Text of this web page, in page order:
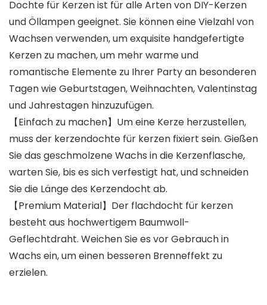
Dochte für Kerzen ist für alle Arten von DIY-Kerzen
und Öllampen geeignet. Sie können eine Vielzahl von
Wachsen verwenden, um exquisite handgefertigte
Kerzen zu machen, um mehr warme und
romantische Elemente zu Ihrer Party an besonderen
Tagen wie Geburtstagen, Weihnachten, Valentinstag
und Jahrestagen hinzuzufügen.
【Einfach zu machen】Um eine Kerze herzustellen,
muss der kerzendochte für kerzen fixiert sein. Gießen
Sie das geschmolzene Wachs in die Kerzenflasche,
warten Sie, bis es sich verfestigt hat, und schneiden
Sie die Länge des Kerzendocht ab.
【Premium Material】Der flachdocht für kerzen
besteht aus hochwertigem Baumwoll-
Geflechtdraht. Weichen Sie es vor Gebrauch in
Wachs ein, um einen besseren Brenneffekt zu
erzielen.